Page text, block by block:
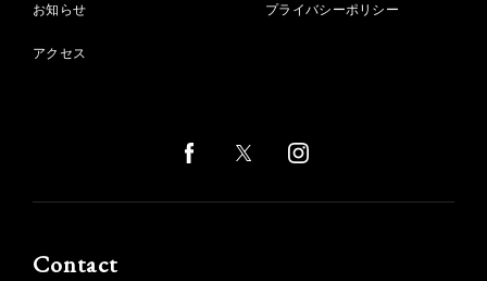
お知らせ
アクセス
プライバシーポリシー
Contact